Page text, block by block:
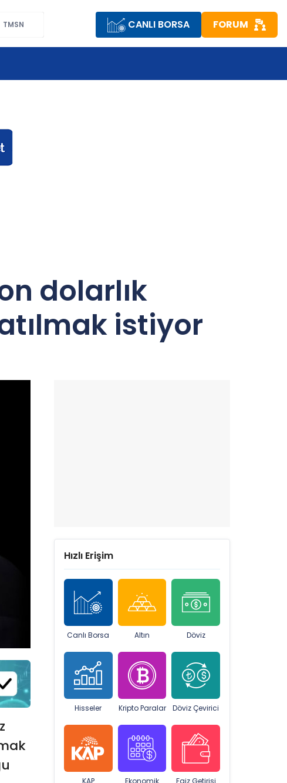
TMSN CANLI BORSA FORUM
dolarlık
istiyor
Hızlı Erişim
Canlı Borsa Altın Döviz
Hisseler Kripto Paralar Döviz Çevirici
KAP
Ekonomik
Faiz Getirisi